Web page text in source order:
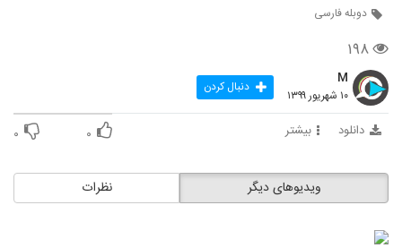
دوبله فارسی
۱۹۸
M
۱۰ شهریور ۱۳۹۹ دنبال کردن
دانلود بیشتر ۰ ۰
نظرات ویدیوهای دیگر